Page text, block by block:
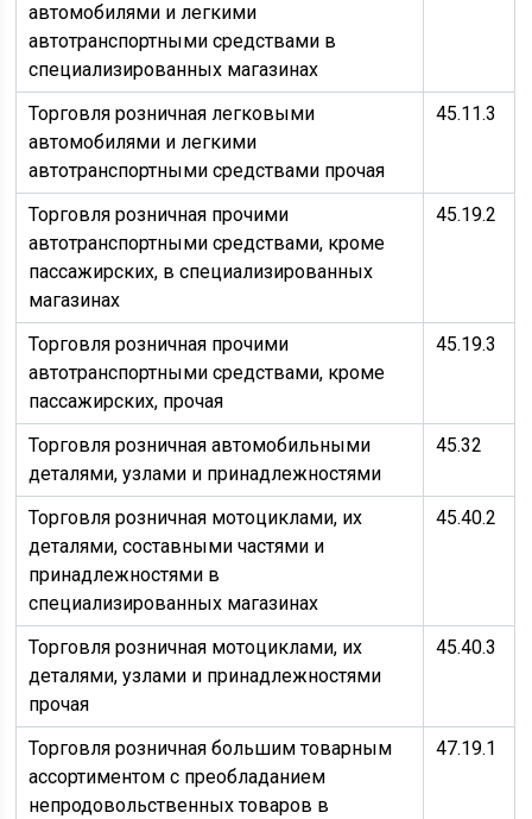
автомобилями и легкими
автотранспортными средствами в
специализированных магазинах
Торговля розничная легковыми
автомобилями и легкими
автотранспортными средствами прочая
45.11.3
Торговля розничная прочими
автотранспортными средствами, кроме
пассажирских, в специализированных
магазинах
45.19.2
Торговля розничная прочими
автотранспортными средствами, кроме
пассажирских, прочая
45.19.3
Торговля розничная автомобильными
деталями, узлами и принадлежностями
45.32
Торговля розничная мотоциклами, их
деталями, составными частями и
принадлежностями в
специализированных магазинах
45.40.2
Торговля розничная мотоциклами, их
деталями, узлами и принадлежностями
прочая
45.40.3
Торговля розничная большим товарным
ассортиментом с преобладанием
непродовольственных товаров в
47.19.1